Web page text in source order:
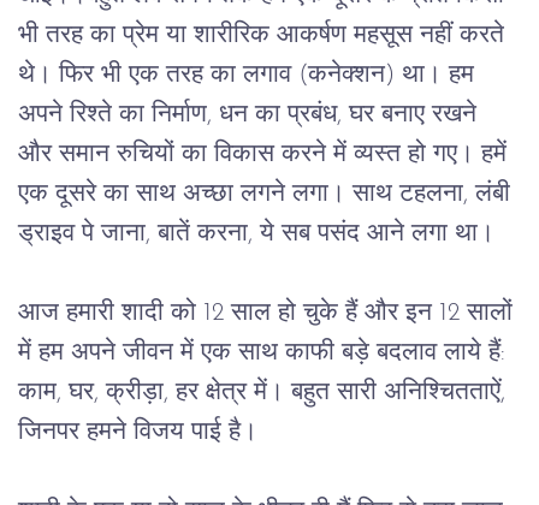
भी तरह का प्रेम या शारीरिक आकर्षण महसूस नहीं करते
थे। फिर भी एक तरह का लगाव (कनेक्शन) था। हम
अपने रिश्ते का निर्माण, धन का प्रबंध, घर बनाए रखने
और समान रुचियों का विकास करने में व्यस्त हो गए। हमें
एक दूसरे का साथ अच्छा लगने लगा। साथ टहलना, लंबी
ड्राइव पे जाना, बातें करना, ये सब पसंद आने लगा था।
आज हमारी शादी को 12 साल हो चुके हैं और इन 12 सालों
में हम अपने जीवन में एक साथ काफी बड़े बदलाव लाये हैं:
काम, घर, क्रीड़ा, हर क्षेत्र में। बहुत सारी अनिश्चितताऐं,
जिनपर हमने विजय पाई है।